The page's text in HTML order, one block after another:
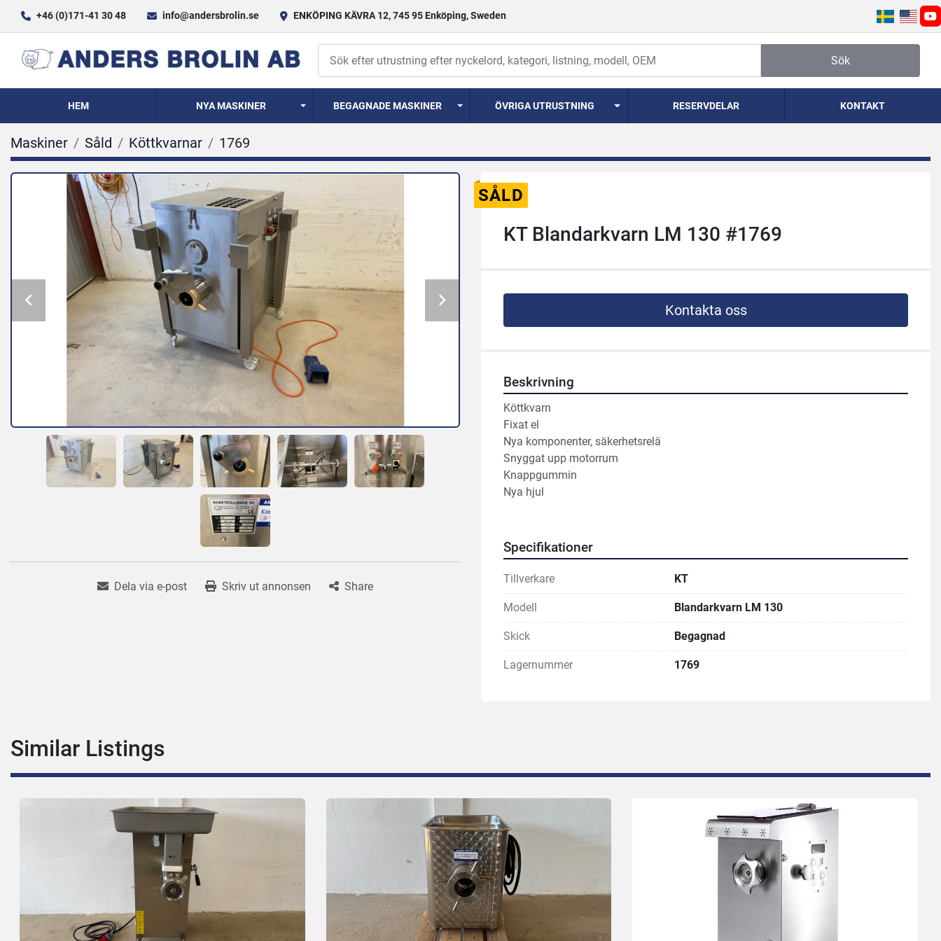
+46 (0)171-41 30 48 info@andersbrolin.se ENKÖPING KÄVRA 12, 745 95 Enköping, Sweden
Sök
HEM NYA MASKINER BEGAGNADE MASKINER ÖVRIGA UTRUSTNING RESERVDELAR KONTAKT
Maskiner Såld Köttkvarnar 1769
Dela via e-post Skriv ut annonsen Share
SÅLD
KT Blandarkvarn LM 130 #1769
Kontakta oss
Beskrivning
Köttkvarn
Fixat el
Nya komponenter, säkerhetsrelä
Snyggat upp motorrum
Knappgummin
Nya hjul
Specifikationer
Tillverkare KT
Modell Blandarkvarn LM 130
Skick Begagnad
Lagernummer 1769
Similar Listings